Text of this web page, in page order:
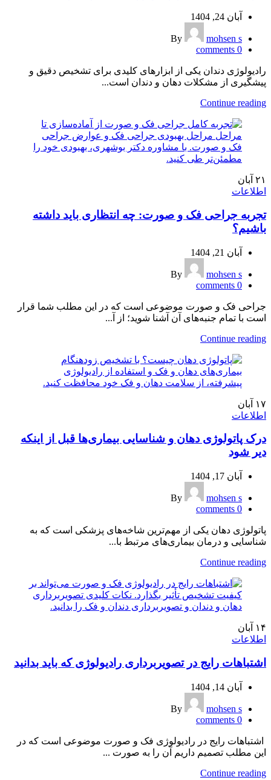
آبان 24, 1404
By
mohsen s
0
comments
رادیولوژی دندان یکی از ابزارهای کلیدی برای تشخیص دقیق و
پیشگیری از مشکلات دهان و دندان است...
Continue reading
۲۱ آبان
اطلاعات
تجربه جراحی فک و صورت: چه انتظاری باید داشته
باشیم؟
آبان 21, 1404
By
mohsen s
0
comments
جراحی فک و صورت موضوعی است که در این مطلب شما قرار
است با تمام جنبه‌های آن آشنا شوید؛ از آ...
Continue reading
۱۷
آبان
اطلاعات
درک پاتولوژی دهان و شناسایی بیماری‌ها قبل از اینکه
دیر شود
آبان 17, 1404
By
mohsen s
0
comments
پاتولوژی دهان یکی از مهم‌ترین شاخه‌های پزشکی است که به
شناسایی و درمان بیماری‌های مرتبط با...
Continue reading
۱۴
آبان
اطلاعات
اشتباهات رایج در تصویربرداری رادیولوژی که باید بدانید
آبان 14, 1404
By
mohsen s
0
comments
اشتباهات رایج در رادیولوژی فک و صورت موضوعی است که در
این مطلب تصمیم داریم آن را به صورت ...
Continue reading